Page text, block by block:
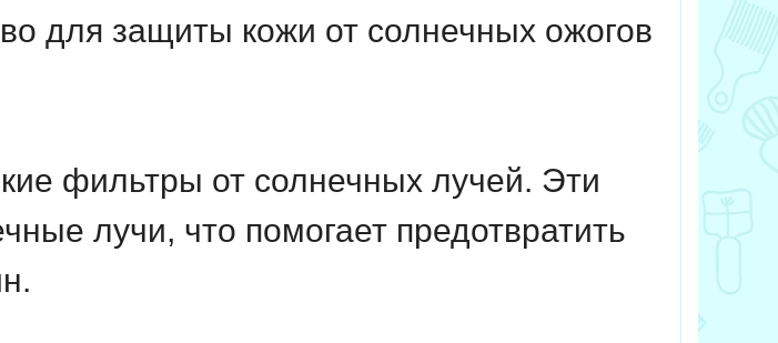
для защиты кожи от солнечных ожогов
фильтры от солнечных лучей. Эти
лучи, что помогает предотвратить